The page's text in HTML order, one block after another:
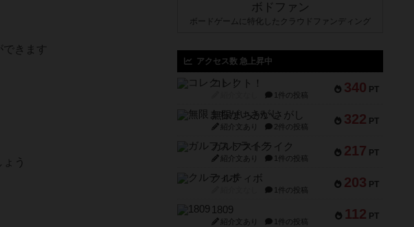
きます
う
ボドファン
ボードゲームに特化したクラウドファンディング
アクセス数 急上昇中
340 PT
コレクト！
1件の投稿
322 PT
無限まちがいさがし
紹介文あり 2件の投稿
217 PT
ガルフストライク
紹介文あり 1件の投稿
203 PT
クルティボ
1件の投稿
112 PT
1809
紹介文あり 1件の投稿